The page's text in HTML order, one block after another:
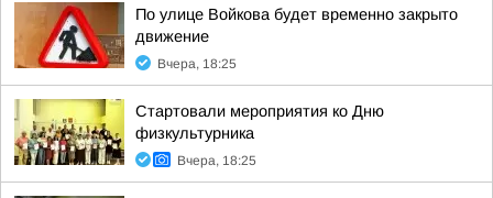
По улице Войкова будет временно закрыто
движение
Вчера, 18:25
Стартовали мероприятия ко Дню
физкультурника
Вчера, 18:25